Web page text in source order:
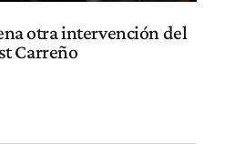
otra intervención del
Carreño